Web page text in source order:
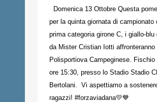
Domenica 13 Ottobre Questa
per la quinta giornata di campionato
prima categoria girone C, i giallo-blu
da Mister Cristian Iotti affronteranno
Polisportiova Campeginese. Fischio
ore 15:30, presso lo Stadio Stadio
Bertolani. Vi aspettiamo a
ragazzi! #forzaviadana💛💙